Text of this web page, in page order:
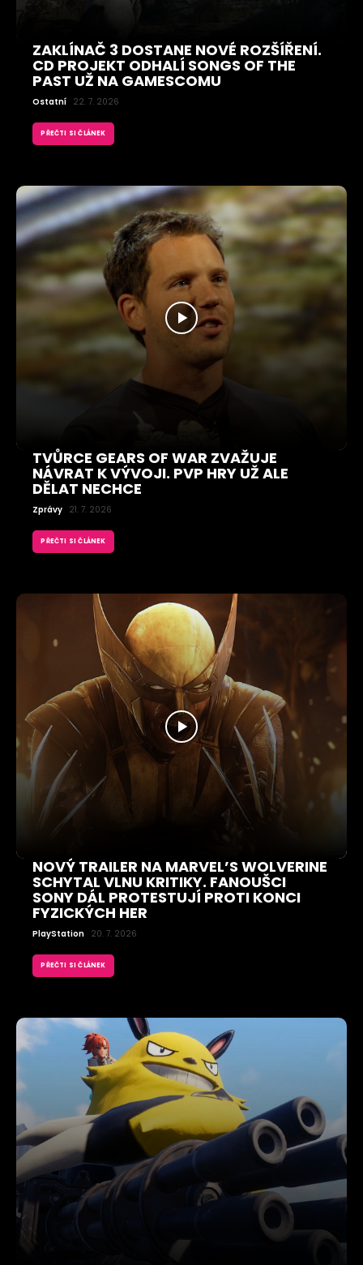
ZAKLÍNAČ 3 DOSTANE NOVÉ ROZŠÍŘENÍ.
CD PROJEKT ODHALÍ SONGS OF THE
PAST UŽ NA GAMESCOMU
Ostatní 22. 7. 2026
PŘEČTI SI ČLÁNEK
TVŮRCE GEARS OF WAR ZVAŽUJE
NÁVRAT K VÝVOJI. PVP HRY UŽ ALE
DĚLAT NECHCE
Zprávy 21. 7. 2026
PŘEČTI SI ČLÁNEK
NOVÝ TRAILER NA MARVEL’S WOLVERINE
SCHYTAL VLNU KRITIKY. FANOUŠCI
SONY DÁL PROTESTUJÍ PROTI KONCI
FYZICKÝCH HER
PlayStation 20. 7. 2026
PŘEČTI SI ČLÁNEK